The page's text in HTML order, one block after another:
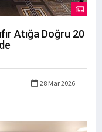
Atığa Doğru 20
28 Mar 2026